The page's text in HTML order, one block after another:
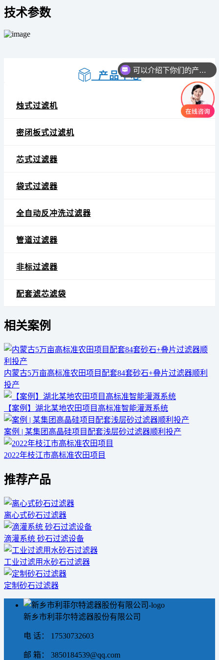
技术参数
产品中心
烛式过滤机
密闭板式过滤机
芯式过滤器
袋式过滤器
全自动反冲洗过滤器
管道过滤器
非标过滤器
配套滤芯滤袋
相关案例
内蒙古5万亩高标准农田项目配套84套砂石+叠片过滤器顺利
投产
【案例】湖北某地农田项目高标准智能灌溉系统
案例 | 某集团高晶硅项目配套浅层砂过滤器顺利投产
2022年枝江市高标准农田项目
推荐产品
离心式砂石过滤器
滴灌系统 砂石过滤设备
工业过滤用水砂石过滤器
定制砂石过滤器
新乡市利菲尔特滤器股份有限公司
电 话： 17530732603
邮 箱： 3850184539@qq.com
你们是怎么收费的呢